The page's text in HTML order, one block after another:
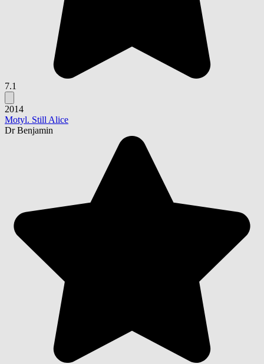
7.1
2014
Motyl. Still Alice
Dr Benjamin